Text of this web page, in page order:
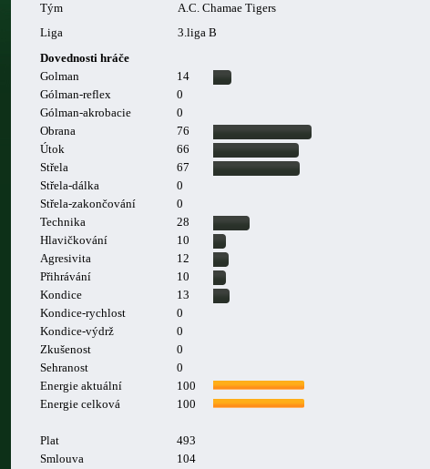
Tým
A.C. Chamae Tigers
Liga
3.liga B
Dovednosti hráče
Golman
14
Gólman-reflex
0
Gólman-akrobacie
0
Obrana
76
Útok
66
Střela
67
Střela-dálka
0
Střela-zakončování
0
Technika
28
Hlavičkování
10
Agresivita
12
Přihrávání
10
Kondice
13
Kondice-rychlost
0
Kondice-výdrž
0
Zkušenost
0
Sehranost
0
Energie aktuální
100
Energie celková
100
Plat
493
Smlouva
104